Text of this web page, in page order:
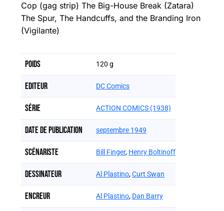
Cop (gag strip) The Big-House Break (Zatara)
The Spur, The Handcuffs, and the Branding Iron
(Vigilante)
Poids 120 g
Editeur DC Comics
Série ACTION COMICS (1938)
Date de publication septembre 1949
Scénariste Bill Finger, Henry Boltinoff
Dessinateur Al Plastino,Curt Swan
Encreur Al Plastino, Dan Barry